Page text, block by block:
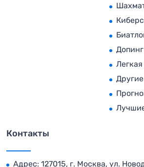
Допинг
Другие
Контакты
Адрес: 127015, г. Москва, ул.